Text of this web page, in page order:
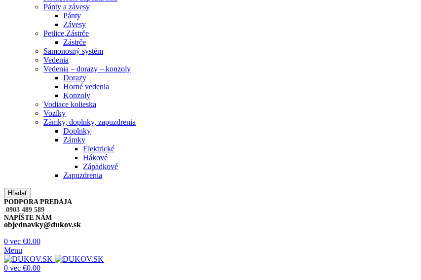
Pánty a závesy
Pánty
Závesy
Petlice,Zástrče
Zástrče
Samonosný systém
Vedenia
Vedenia – dorazy – konzoly
Dorazy
Horné vedenia
Konzoly
Vodiace kolieska
Vozíky
Zámky, doplnky, zapuzdrenia
Doplnky
Zámky
Elektrické
Hákové
Západkové
Zapuzdrenia
Hľadať
PODPORA PREDAJA
0903 489 589
NAPÍŠTE NÁM
objednavky@dukov.sk
0 vec €0.00
Menu
0 vec €0.00